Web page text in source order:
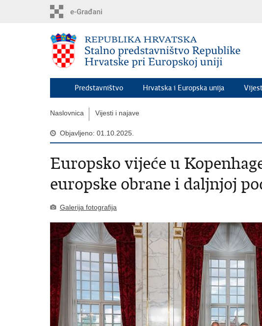
Predstavništvo Hrvatska i Europska unija
Naslovnica Vijesti i najave
Objavljeno: 01.10.2025.
Europsko vijeće u
europske obrane i daljnjoj
Galerija fotografija